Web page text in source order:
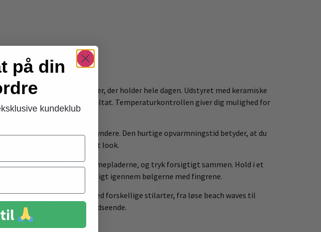
smukke, definerede bølger, der holder hele dagen. Udstyret med keramiske
og giver et glansfuldt resultat. Temperaturkontrollen giver dig mulighed for
hår.
og bruge, selv for nybegyndere. Den hurtige opvarmningstid betyder, at du
mens du arbejder på dit look.
en sektion mellem varmepladerne, og tryk forsigtigt sammen. Hold i et
look, børst forsigtigt igennem bølgerne med fingrene.
for at eksperimentere med forskellige stilarter, fra løse beach waves til
og et naturligt, sundt udseende.
på din
kundeklub